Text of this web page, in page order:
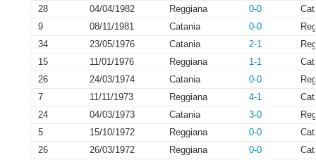
28
04/04/1982 Reggiana 0-0
9
08/11/1981 Catania 0-0
34
23/05/1976 Catania 2-1
15
11/01/1976 Reggiana 1-1
26
24/03/1974 Catania 0-0
7
11/11/1973 Reggiana 4-1
24
04/03/1973 Catania 3-0
5
15/10/1972 Reggiana 0-0
26
26/03/1972 Reggiana 0-0